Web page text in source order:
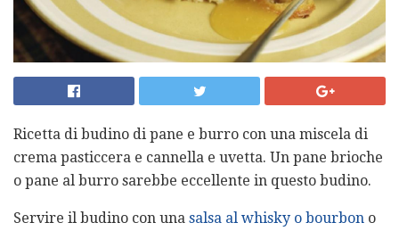
Ricetta di budino di pane e burro con una miscela di
crema pasticcera e cannella e uvetta. Un pane brioche
o pane al burro sarebbe eccellente in questo budino.
Servire il budino con una salsa al whisky o bourbon o